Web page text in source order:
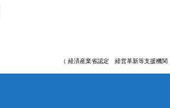
（ 経済産業省認定 経営革新等支援機関